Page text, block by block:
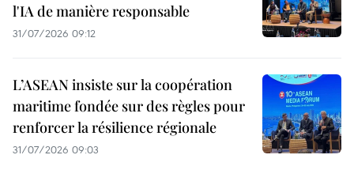
l'IA de manière responsable
31/07/2026 09:12
L’ASEAN insiste sur la coopération
maritime fondée sur des règles pour
renforcer la résilience régionale
31/07/2026 09:03